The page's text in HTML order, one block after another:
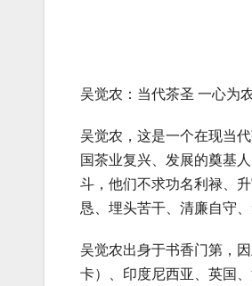
吴觉农：当代茶圣 一心为
吴觉农，这是一个在现当
国茶业复兴、发展的奠基
斗，他们不求功名利禄、
恳、埋头苦干、清廉自守
吴觉农出身于书香门第，
卡）、印度尼西亚、英国